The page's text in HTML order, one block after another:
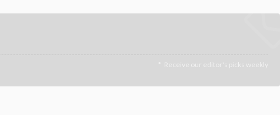
Receive our editor's picks weekly